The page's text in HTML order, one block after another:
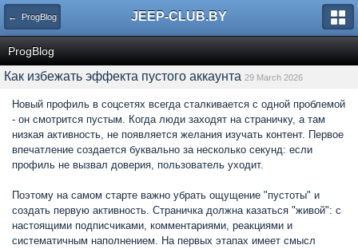
← ProgBlog JEEP-CLUB.BY
ProgBlog
Как избежать эффекта пустого аккаунта 29 March 2026
Новый профиль в соцсетях всегда сталкивается с одной проблемой
- он смотрится пустым. Когда люди заходят на страничку, а там
низкая активность, не появляется желания изучать контент. Первое
впечатление создается буквально за несколько секунд: если
профиль не вызвал доверия, пользователь уходит.
Поэтому на самом старте важно убрать ощущение "пустоты" и
создать первую активность. Страничка должна казаться "живой": с
настоящими подписчиками, комментариями, реакциями и
систематичным наполнением. На первых этапах имеет смысл